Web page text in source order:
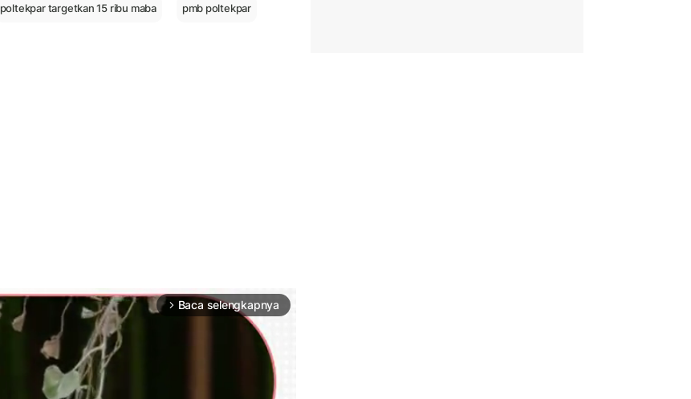
poltekpar targetkan 15 ribu maba pmb poltekpar
arrow_forward_ios Baca selengkapnya